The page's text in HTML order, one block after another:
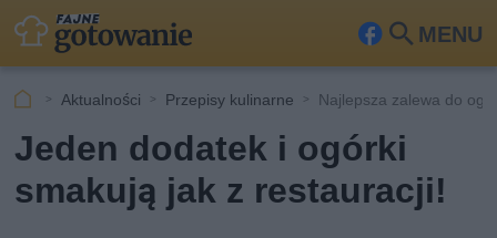
MENU
Fa
ook
Szu
Aktualności Przepisy kulinarne Najlepsza zalewa do
Jeden dodatek i ogórki
smakują jak z restauracji!